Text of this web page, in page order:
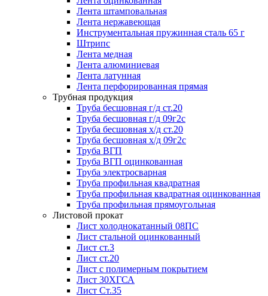
Лента штамповальная
Лента нержавеющая
Инструментальная пружинная сталь 65 г
Штрипс
Лента медная
Лента алюминиевая
Лента латунная
Лента перфорированная прямая
Трубная продукция
Труба бесшовная г/д ст.20
Труба бесшовная г/д 09г2с
Труба бесшовная х/д ст.20
Труба бесшовная х/д 09г2с
Труба ВГП
Труба ВГП оцинкованная
Труба электросварная
Труба профильная квадратная
Труба профильная квадратная оцинкованная
Труба профильная прямоугольная
Листовой прокат
Лист холоднокатанный 08ПС
Лист стальной оцинкованный
Лист ст.3
Лист ст.20
Лист с полимерным покрытием
Лист 30ХГСА
Лист Ст.35